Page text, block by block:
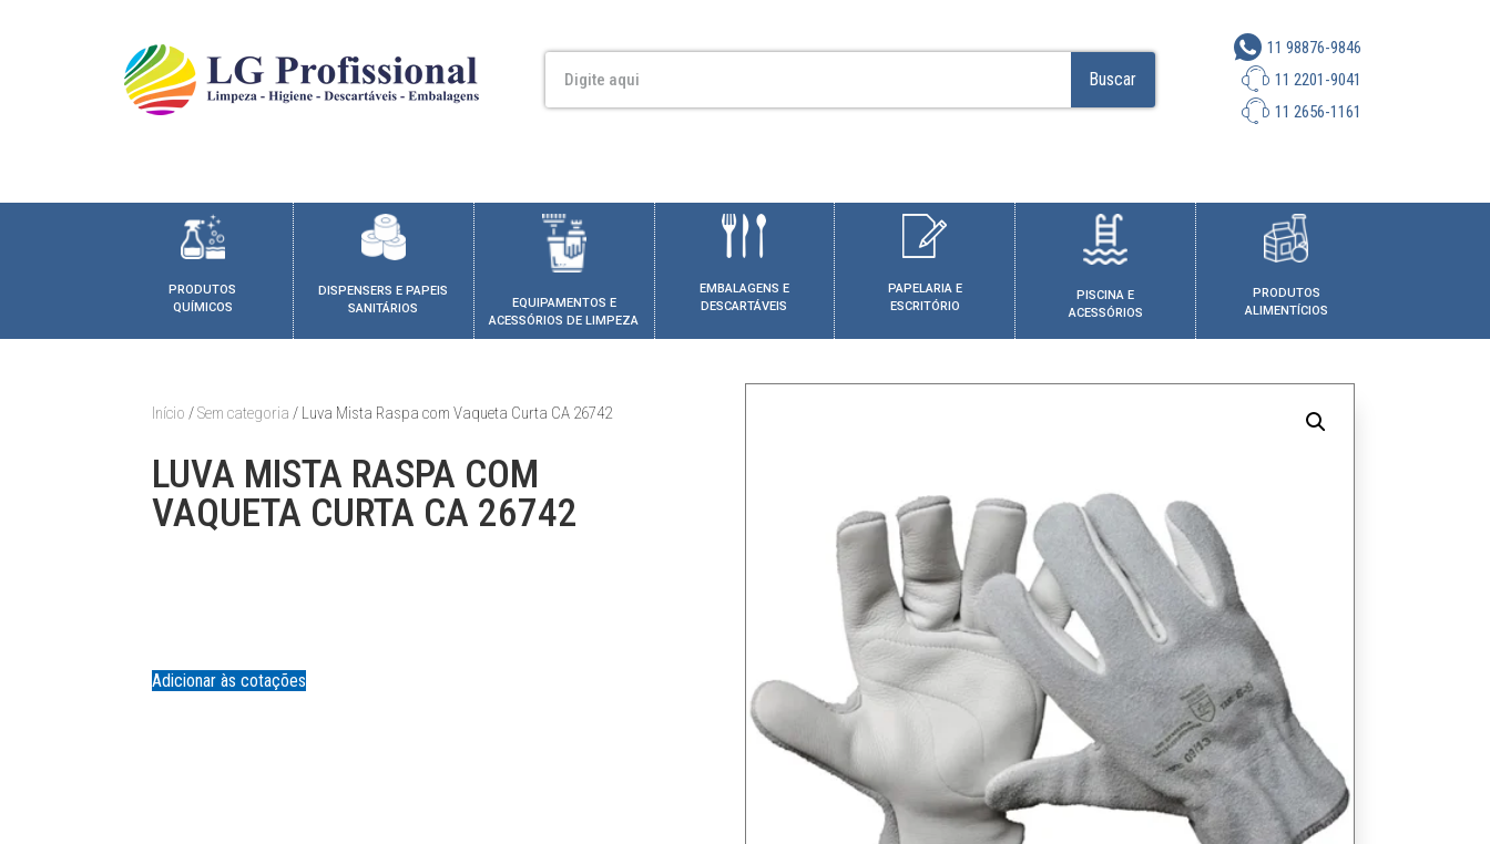
Buscar
11 98876-9846
11 2201-9041
11 2656-1161
PRODUTOS
QUÍMICOS
DISPENSERS E PAPEIS
SANITÁRIOS
EQUIPAMENTOS E
ACESSÓRIOS DE LIMPEZA
EMBALAGENS E
DESCARTÁVEIS
PAPELARIA E
ESCRITÓRIO
PISCINA E
ACESSÓRIOS
PRODUTOS
ALIMENTÍCIOS
Início /Sem categoria / Luva Mista Raspa com Vaqueta Curta CA 26742
LUVA MISTA RASPA COM
VAQUETA CURTA CA 26742
Adicionar às cotações